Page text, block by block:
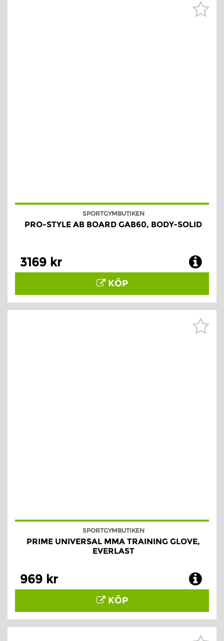
SPORTGYMBUTIKEN
PRO-STYLE AB BOARD GAB60, BODY-SOLID
3169 kr
KÖP
SPORTGYMBUTIKEN
PRIME UNIVERSAL MMA TRAINING GLOVE,
EVERLAST
969 kr
KÖP